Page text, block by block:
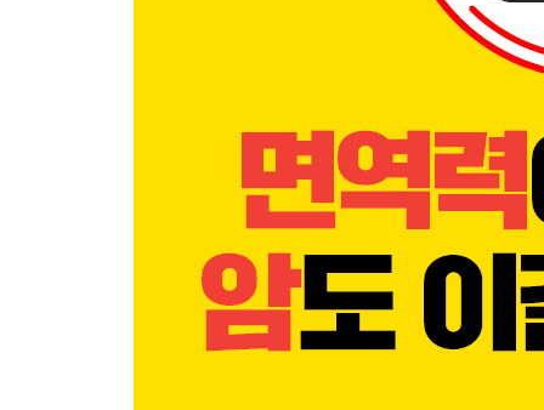
05 어둠 속의 치유자, 멜라토닌 효과를 누려라
01 환경 호르몬과 인공 화학물질에 대처하라
02 해독에 필요한 영양소가 있다
03 담즙 배설이 중요하다
04 세포에게 꼭 필요한 휴식시간, 단식
05 림프 순환으로 해독시켜라
4장 꾸준한 운동으로 몸을 가볍게 하라
01 성공하고 싶다면 체력부터 키워라